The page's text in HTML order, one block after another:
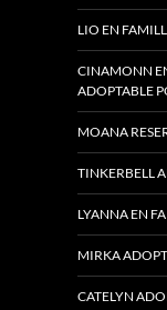
LIO EN
CINAMONN
ADOPTABLE
MOANA
TINKERBELL
LYANNA EN
MIRKA
CATELYN